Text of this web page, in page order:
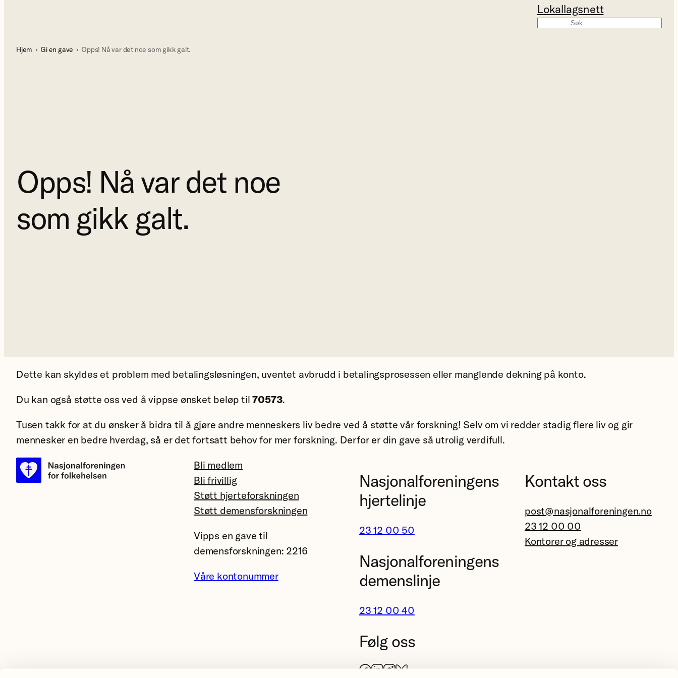
Lokallagsnett
Hjem Gi en gave Opps! Nå var det noe som gikk galt.
Opps! Nå var det noe
som gikk galt.
Dette kan skyldes et problem med betalingsløsningen, uventet avbrudd i betalingsprosessen eller manglende dekning på konto.
Du kan også støtte oss ved å vippse ønsket beløp til70573.
Tusen takk for at du ønsker å bidra til å gjøre andre menneskers liv bedre ved å støtte vår forskning! Selv om vi redder stadig flere liv og gir
mennesker en bedre hverdag, så er det fortsatt behov for mer forskning. Derfor er din gave så utrolig verdifull.
Bli medlem
Bli frivillig
Støtt hjerteforskningen
Støtt demensforskningen
Vipps en gave til
demensforskningen: 2216
Våre kontonummer
Nasjonalforeningens
hjertelinje
23 12 00 50
Nasjonalforeningens
demenslinje
23 12 00 40
Følg oss
Facebook
LinkedIn
Instagram
Bluesky
Kontakt oss
post@nasjonalforeningen.no
23 12 00 00
Kontorer og adresser